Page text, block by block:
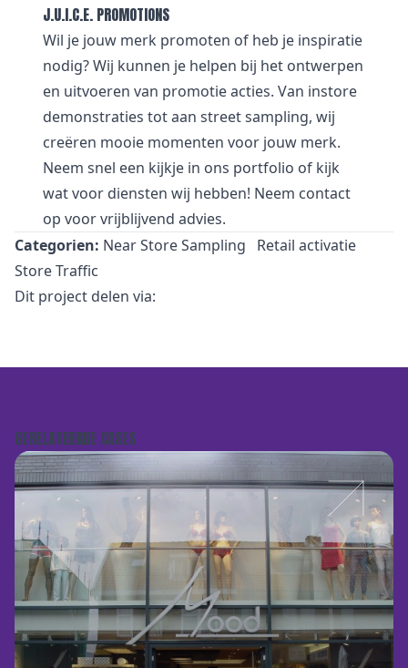
J.U.I.C.E. PROMOTIONS
Wil je jouw merk promoten of heb je inspiratie
nodig? Wij kunnen je helpen bij het ontwerpen
en uitvoeren van promotie acties. Van instore
demonstraties tot aan street sampling, wij
creëren mooie momenten voor jouw merk.
Neem snel een kijkje in ons portfolio of kijk
wat voor diensten wij hebben! Neem contact
op voor vrijblijvend advies.
Categorien: Near Store Sampling
Retail activatie
Store Traffic
Dit project delen via:
GERELATEERDE CASES